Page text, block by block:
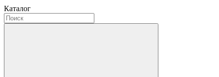
Каталог